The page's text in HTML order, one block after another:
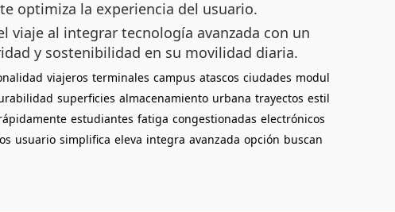
optimiza la experiencia del usuario.
viaje al integrar tecnología avanzada con un
y sostenibilidad en su movilidad diaria.
viajeros terminales campus atascos ciudades modul
superficies almacenamiento urbana trayectos estil
estudiantes fatiga congestionadas electrónicos
usuario simplifica eleva integra avanzada opción buscan